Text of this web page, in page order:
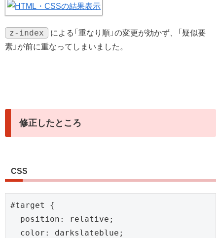
z-index
による「重なり順」の変更が効かず、「疑似要
素」が前に重なってしまいました。
修正したところ
CSS
#target {
  position: relative;
  color: darkslateblue;